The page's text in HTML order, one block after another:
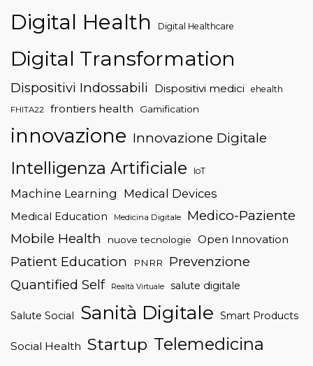
Digital Health Digital Healthcare
Digital Transformation
Dispositivi Indossabili Dispositivi medici ehealth
FHITA22 frontiers health Gamification
innovazione Innovazione Digitale
Intelligenza Artificiale IoT
Machine Learning Medical Devices
Medical Education Medicina Digitale
Medico-Paziente
Mobile Health
nuove tecnologie Open Innovation
Patient Education PNRR
Prevenzione
Quantified Self
Realtà Virtuale salute digitale
Salute Social Sanità Digitale Smart Products
Social Health Startup Telemedicina